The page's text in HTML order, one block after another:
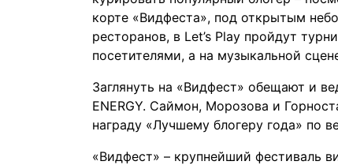
корте «Видфеста», под открытым
ресторанов, в Let’s Play пройдут
посетителями, а на музыкальной
Заглянуть на «Видфест» обещают и
ENERGY. Саймон, Морозова и
награду «Лучшему блогеру года» по
«Видфест» – крупнейший фестиваль